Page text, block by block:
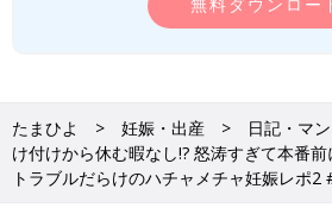
無料ダウンロー
たまひよ 妊娠・出産 日記・マ
け付けから休む暇なし!? 怒涛すぎて本番
トラブルだらけのハチャメチャ妊娠レポ2